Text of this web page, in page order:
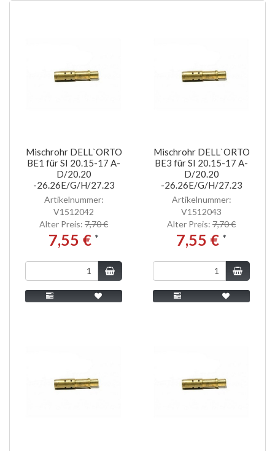
Mischrohr DELL`ORTO
BE1 für SI 20.15-17 A-
D/20.20
-26.26E/G/H/27.23
Artikelnummer:
V1512042
Alter Preis: 7,70 €
7,55 € *
Mischrohr DELL`ORTO
BE3 für SI 20.15-17 A-
D/20.20
-26.26E/G/H/27.23
Artikelnummer:
V1512043
Alter Preis: 7,70 €
7,55 € *